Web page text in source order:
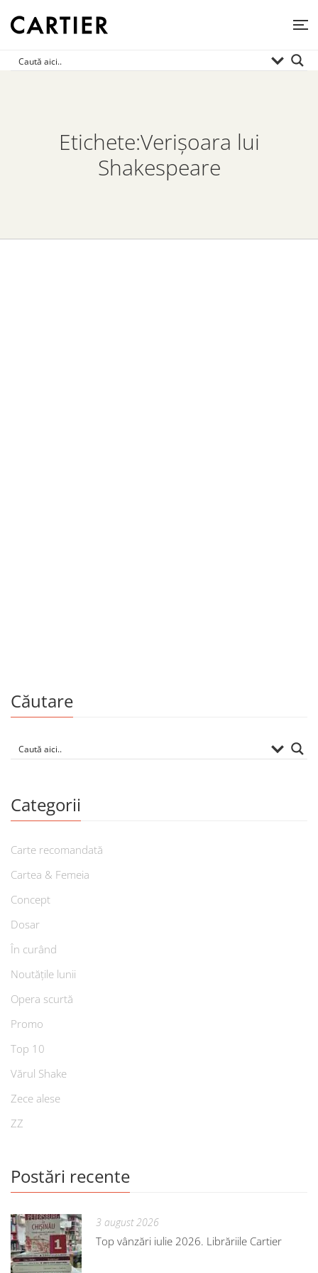
Etichete:Verișoara lui
Shakespeare
Căutare
Categorii
Carte recomandată
Cartea & Femeia
Concept
Dosar
În curând
Noutățile lunii
Opera scurtă
Promo
Top 10
Vărul Shake
Zece alese
ZZ
Postări recente
3 august 2026
Top vânzări iulie 2026. Librăriile Cartier